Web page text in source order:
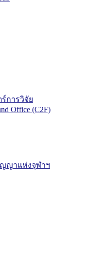
การวิจัย
Office (C2F)
ญาแห่งจุฬาฯ